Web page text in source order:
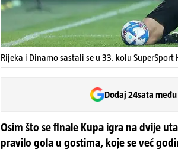
Rijeka i Dinamo sastali se u 33. kolu SuperSport
Dodaj 24sata
Osim što se finale Kupa igra na dvije
pravilo gola u gostima, koje se već